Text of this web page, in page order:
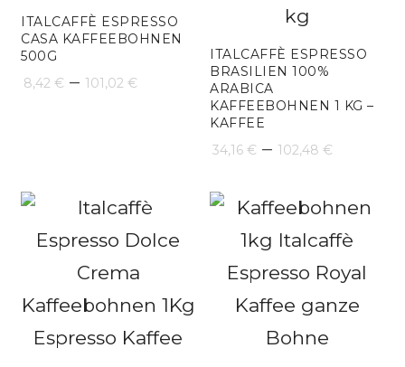
ITALCAFFÈ ESPRESSO
CASA KAFFEEBOHNEN
500G
8,42 € – 101,02 €
Preisspanne:
ITALCAFFÈ ESPRESSO
BRASILIEN 100%
ARABICA
KAFFEEBOHNEN 1 KG –
KAFFEE
34,16 € – 102,48 €
bis
102,48